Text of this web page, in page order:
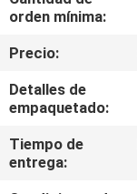
DE
CALIDAD
CONTACTA
CON
NOSOTROS
orden mínima:
Precio:
Detalles de
empaquetado:
Tiempo de
entrega: